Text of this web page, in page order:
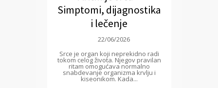
Simptomi, dijagnostika
i lečenje
22/06/2026
Srce je organ koji neprekidno radi
tokom celog života. Njegov pravilan
ritam omogućava normalno
snabdevanje organizma krvlju i
kiseonikom. Kada...